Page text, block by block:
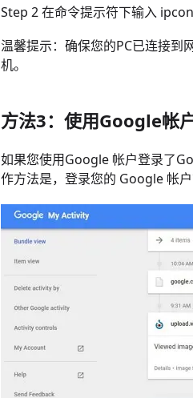
Step 2 在命令提示符下输入
温馨提示：确保您的PC已连接到
机。
方法3：使用Google帐
如果您使用Google 帐户登录了
作方法是，登录您的 Google 帐